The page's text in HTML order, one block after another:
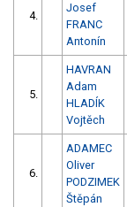
4.
Josef
FRANC
Antonín
5.
HAVRAN
Adam
HLADÍK
Vojtěch
6.
ADAMEC
Oliver
PODZIMEK
Štěpán